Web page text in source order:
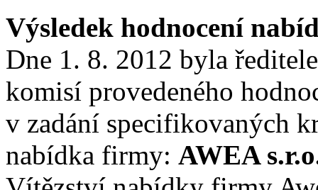
Výsledek hodnocení
Dne 1. 8. 2012 byla
komisí provedeného
v zadání specifikovaných
nabídka firmy: AWEA